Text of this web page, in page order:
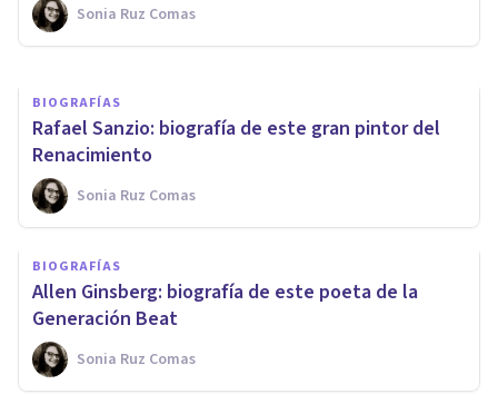
Sonia Ruz Comas
Sonia Ruz Comas
BIOGRAFÍAS
Rafael Sanzio: biografía de este gran pintor del
Renacimiento
Sonia Ruz Comas
BIOGRAFÍAS
Allen Ginsberg: biografía de este poeta de la
Generación Beat
Sonia Ruz Comas